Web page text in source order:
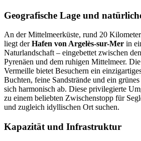
Geografische Lage und
An der Mittelmeerküste, rund 20
liegt derHafen von Argelès-sur-Mer in
Naturlandschaft – eingebettet zwischen
Pyrenäen und dem ruhigen Mittelmeer.
Vermeille bietet Besuchern ein
Buchten, feine Sandstrände und ein
sich harmonisch ab. Diese privilegierte
zu einem beliebten Zwischenstopp für
und zugleich idyllischen Ort suchen.
Kapazität und Infrastruktur